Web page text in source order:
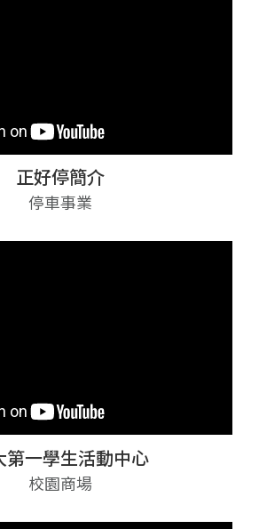
正好停簡介
停車事業
第一學生活動中心
校園商場